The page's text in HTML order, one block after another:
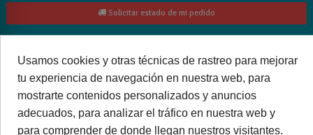
Solicitar estado de mi pedido
Usamos cookies y otras técnicas de rastreo para mejorar
tu experiencia de navegación en nuestra web, para
mostrarte contenidos personalizados y anuncios
adecuados, para analizar el tráfico en nuestra web y
para comprender de donde llegan nuestros visitantes.